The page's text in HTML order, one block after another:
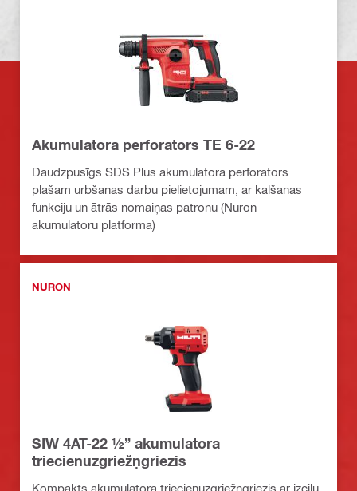
Akumulatora perforators TE 6-22
Daudzpusīgs SDS Plus akumulatora perforators
plašam urbšanas darbu pielietojumam, ar kalšanas
funkciju un ātrās nomaiņas patronu (Nuron
akumulatoru platforma)
NURON
SIW 4AT-22 ½” akumulatora
triecienuzgriežņgriezis
Kompakts akumulatora triecienuzgriežņgriezis ar izcilu